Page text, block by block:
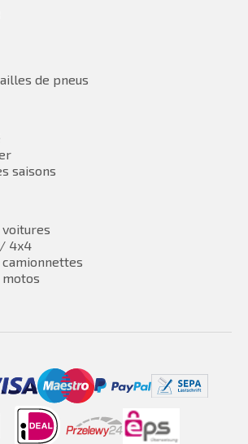
de pneus
saisons
voitures
/ 4x4
camionnettes
motos